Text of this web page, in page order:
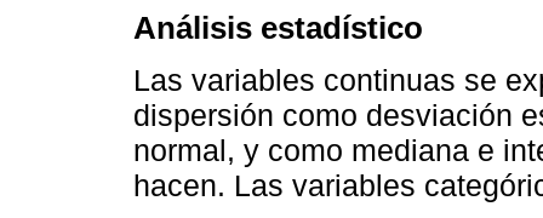
Análisis estadístico
Las variables continuas se
dispersión como desviación
normal, y como mediana e
hacen. Las variables